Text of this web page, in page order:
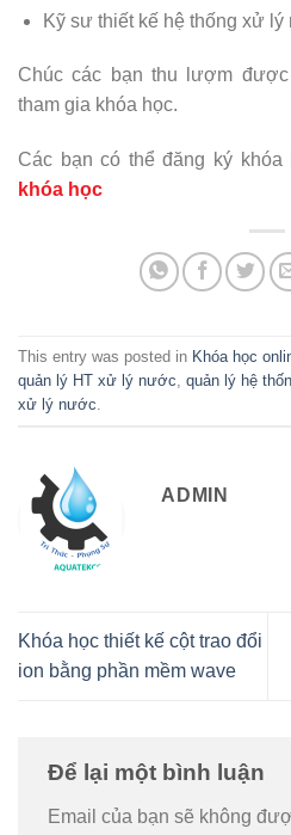
Kỹ sư thiết kế hệ thống xử
Chúc các bạn thu lượm
tham gia khóa học.
Các bạn có thể đăng ký
khóa học
This entry was posted in Khóa học
quản lý HT xử lý nước quản lý hệ
xử lý nước
ADMIN
Khóa học thiết kế cột trao đổi
ion bằng phần mềm wave
Để lại một bình luận
Email của bạn sẽ không